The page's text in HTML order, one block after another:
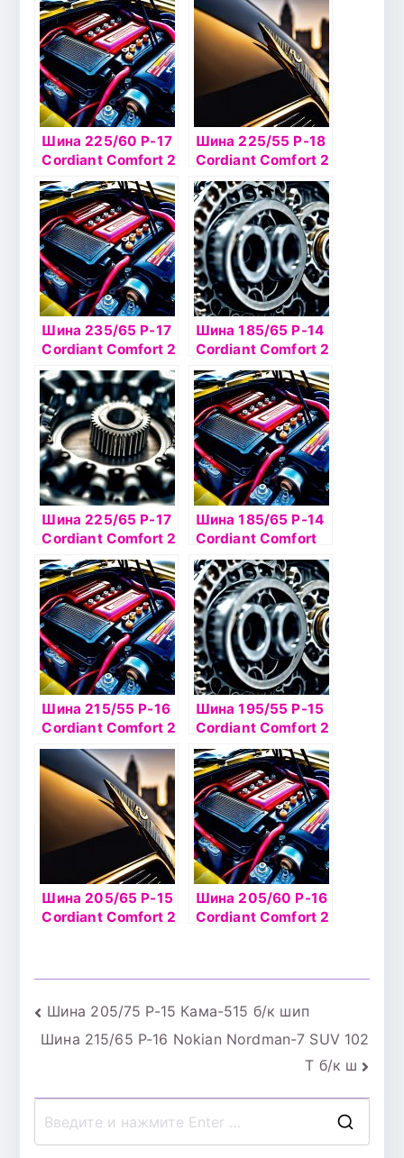
Шина 225/60 Р-17
Cordiant Сomfort 2
103H SUV б/к
Шина 225/55 Р-18
Cordiant Сomfort 2
SUV 102H б/к
Шина 235/65 Р-17
Cordiant Сomfort 2
SUV 108H б/к
Шина 185/65 Р-14
Cordiant Сomfort 2
90Н б/к
Шина 225/65 Р-17
Cordiant Сomfort 2
106H SUV б/к
Шина 185/65 Р-14
Cordiant Сomfort
PS-400 86Н б/к
Шина 215/55 Р-16
Cordiant Сomfort 2
97H б/к
Шина 195/55 Р-15
Cordiant Сomfort 2
89Н б/к
Шина 205/65 Р-15
Cordiant Сomfort 2
Шина 205/60 Р-16
Cordiant Сomfort 2
Навигация
по
записям
Шина 205/75 Р-15 Кама-515 б/к шип
Шина 215/65 Р-16 Nokian Nordman-7 SUV 102
T б/к ш